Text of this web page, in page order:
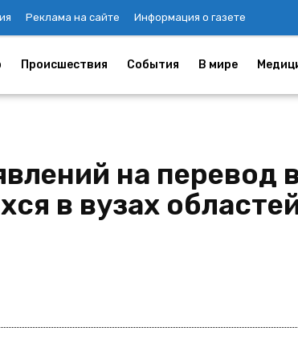
Реклама на сайте Информация о газете
Происшествия События В мире
на перевод
в вузах